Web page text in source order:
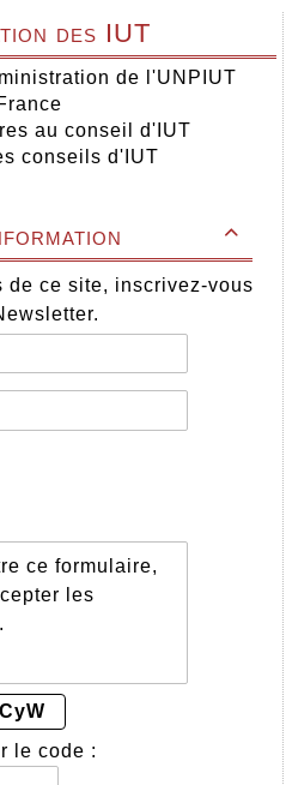
des IUT
de l'UNPIUT
au conseil d'IUT
conseils d'IUT

de ce site, inscrivez-vous
ce formulaire,
les
.
le code :